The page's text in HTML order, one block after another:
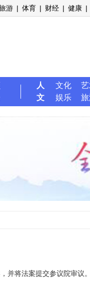
游 | 体育 | 财经 | 健康 |
人
文
文化
娱乐
并将法案提交参议院审议